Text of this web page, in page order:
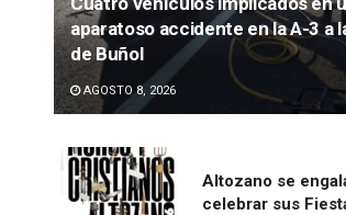
aparatoso accidente en la A-3 a
de Buñol
AGOSTO 8, 2026
Altozano se
celebrar sus